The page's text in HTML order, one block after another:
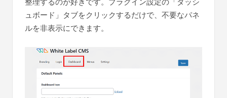
ュボード」タブをクリックするだけで、不要なパネ
ルを非表示にできます。